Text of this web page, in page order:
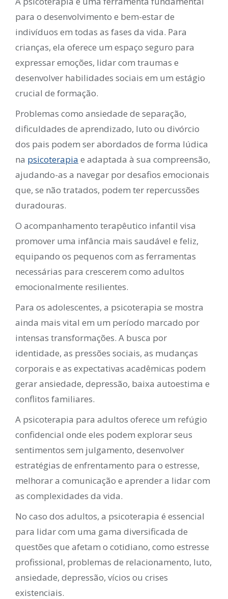
para o desenvolvimento e bem-estar de
indivíduos em todas as fases da vida. Para
crianças, ela oferece um espaço seguro para
expressar emoções, lidar com traumas e
desenvolver habilidades sociais em um estágio
crucial de formação.
Problemas como ansiedade de separação,
dificuldades de aprendizado, luto ou divórcio
dos pais podem ser abordados de forma lúdica
na psicoterapia e adaptada à sua compreensão,
ajudando-as a navegar por desafios emocionais
que, se não tratados, podem ter repercussões
duradouras.
O acompanhamento terapêutico infantil visa
promover uma infância mais saudável e feliz,
equipando os pequenos com as ferramentas
necessárias para crescerem como adultos
emocionalmente resilientes.
Para os adolescentes, a psicoterapia se mostra
ainda mais vital em um período marcado por
intensas transformações. A busca por
identidade, as pressões sociais, as mudanças
corporais e as expectativas acadêmicas podem
gerar ansiedade, depressão, baixa autoestima e
conflitos familiares.
A psicoterapia para adultos oferece um refúgio
confidencial onde eles podem explorar seus
sentimentos sem julgamento, desenvolver
estratégias de enfrentamento para o estresse,
melhorar a comunicação e aprender a lidar com
as complexidades da vida.
No caso dos adultos, a psicoterapia é essencial
para lidar com uma gama diversificada de
questões que afetam o cotidiano, como estresse
profissional, problemas de relacionamento, luto,
ansiedade, depressão, vícios ou crises
existenciais.